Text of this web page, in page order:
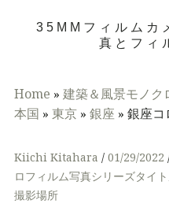
35MMフィルムカ
真とフィ
Home » 建築＆風景モノク
本国 » 東京 » 銀座 » 銀座コ
Kiichi Kitahara 01/29/2022
ロフィルム写真シリーズタイ
撮影場所